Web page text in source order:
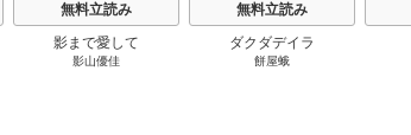
無料立読み
影まで愛して
影山優佳
無料立読み
ダクダデイラ
餅屋蛾